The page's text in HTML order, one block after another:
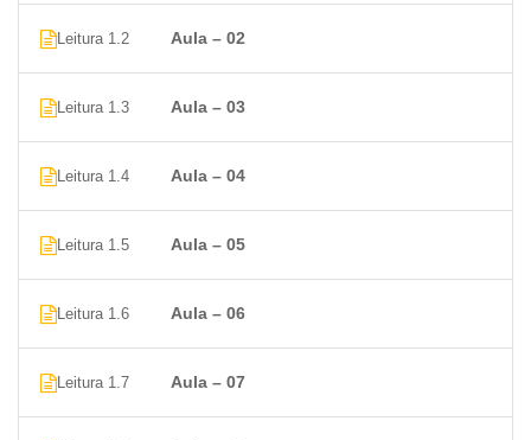
Grupo: Texto
Grupo Símbolos
Grupo Mídia
DESIGN
Leitura 1.2 Aula – 02
Leitura 1.3 Aula – 03
Leitura 1.4 Aula – 04
Leitura 1.5 Aula – 05
Leitura 1.6 Aula – 06
Leitura 1.7 Aula – 07